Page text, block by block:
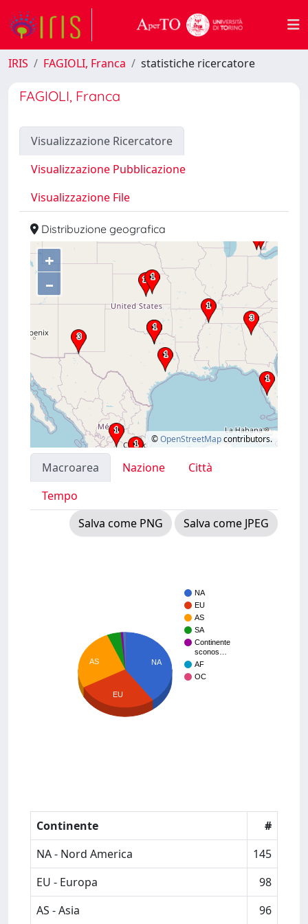
IRIS FAGIOLI, Franca statistiche ricercatore
FAGIOLI, Franca
Visualizzazione Ricercatore
Visualizzazione Pubblicazione
Visualizzazione File
Distribuzione geografica
+
–
©OpenStreetMapcontributors.
Macroarea Nazione
Città
Tempo
Salva come PNG
Salva come JPEG
NA
EU
AS
SA
Continente
sconos…
AF
OC
NA
AS
EU
Continente
#
NA - Nord America
145
EU - Europa
98
AS - Asia
96